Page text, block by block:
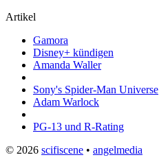
Artikel
Gamora
Disney+ kündigen
Amanda Waller
Sony's Spider-Man Universe
Adam Warlock
PG-13 und R-Rating
© 2026 scifiscene • angelmedia